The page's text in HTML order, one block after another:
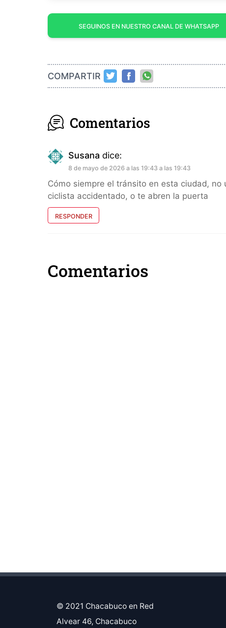
SEGUINOS EN NUESTRO CANAL DE WHATSAPP
COMPARTIR
Comentarios
Susana dice:
8 de mayo de 2026 a las 19:43 a las 19:43
Cómo siempre el tránsito en esta ciudad,
ciclista accidentado, o te abren la puerta
RESPONDER
Comentarios
© 2021 Chacabuco en Red
Alvear 46, Chacabuco